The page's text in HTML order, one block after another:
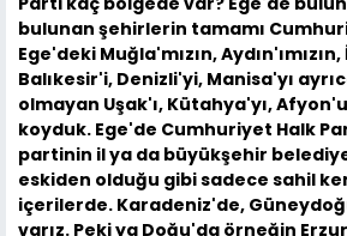
bulunan şehirlerin tamamı
Ege'deki Muğla'mızın,
Balıkesir'i, Denizli'yi, Manisa'yı
olmayan Uşak'ı, Kütahya'yı,
koyduk. Ege'de Cumhuriyet Halk
partinin il ya da büyükşehir
eskiden olduğu gibi sadece sahil
içerilerde. Karadeniz'de,
varız. Peki ya Doğu'da örneğin